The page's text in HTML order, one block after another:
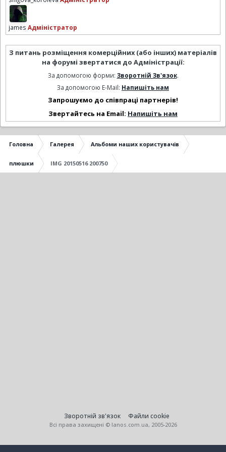
james Адміністратор
З питань розміщення комерційних (або інших) матеріалів
на форумі звертатися до Адміністрації:
За допомогою форми: Зворотній Зв'язок.
За допомогою E-Mail: Напишіть нам
Запрошуємо до співпраці партнерів!
Звертайтесь на Email: Напишіть нам
Головна Галерея Альбоми наших користувачів
плюшки IMG 20150516 200750
Зворотній зв'язок Файли cookie
Всі права захищені © lanos.com.ua, 2005-2026